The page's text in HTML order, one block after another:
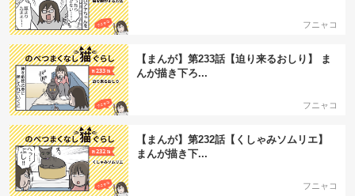
フニャコ
【まんが】第233話【迫り来るおしり】 ま
んが描き下ろ...
フニャコ
【まんが】第232話【くしゃみソムリエ】
まんが描き下...
フニャコ
PECOアプリをダウンロード済みの方
アプリで開く